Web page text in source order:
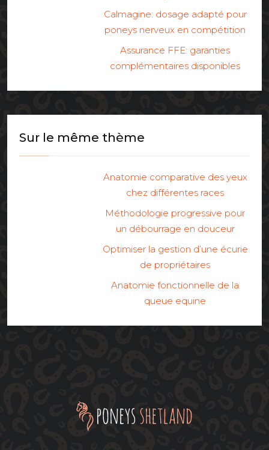
Calmagine: dosage adapté pour
poneys nerveux en compétition
Assurance FFE: garanties
complémentaires disponibles
Sur le même thème
Anatomie comparative des yeux
chez différentes races
Méthodologie progressive pour
un débourrage en douceur
Optimiser la gestion d’une écurie
de propriétaires
Anatomie fonctionnelle de la
queue equine